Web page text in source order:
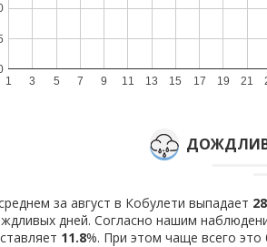
1 3 5 7 9 11 13 15 17 19 21
за август в Кобулети выпадает 28
дней. Согласно нашим
11.8%. При этом чаще всего